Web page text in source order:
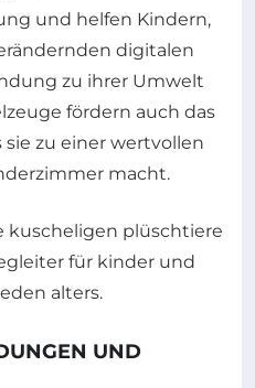
und helfen Kindern,
digitalen
zu ihrer Umwelt
fördern auch das
zu einer wertvollen
macht.
UND